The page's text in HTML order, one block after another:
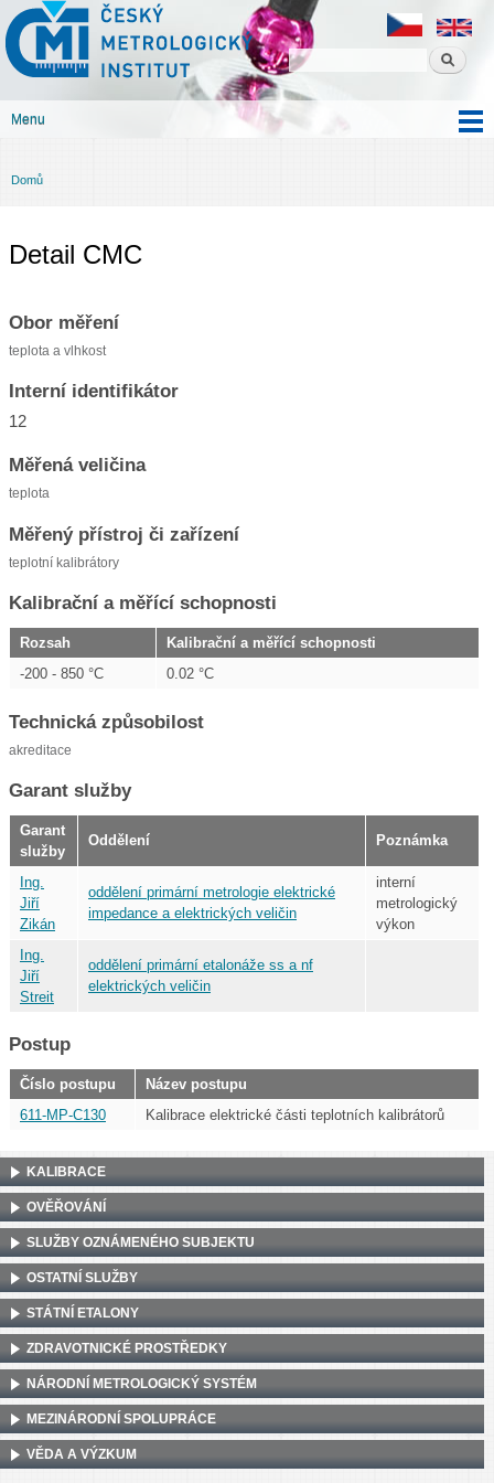
obsahu
Český
metrologický
institut
Menu
Jste zde
Domů
Detail CMC
Obor měření
teplota a vlhkost
Interní identifikátor
12
Měřená veličina
teplota
Měřený přístroj či zařízení
teplotní kalibrátory
Kalibrační a měřící schopnosti
Rozsah
Kalibrační a měřící schopnosti
-200 - 850 °C
0.02 °C
Technická způsobilost
akreditace
Garant služby
Garant
služby
Oddělení Poznámka
Ing.
Jiří
Zikán
oddělení primární metrologie elektrické
impedance a elektrických veličin
interní
metrologický
výkon
Ing.
Jiří
Streit
oddělení primární etalonáže ss a nf
elektrických veličin
Postup
Číslo postupu
Název postupu
611-MP-C130
Kalibrace elektrické části teplotních kalibrátorů
KALIBRACE
OVĚŘOVÁNÍ
SLUŽBY OZNÁMENÉHO SUBJEKTU
OSTATNÍ SLUŽBY
STÁTNÍ ETALONY
ZDRAVOTNICKÉ PROSTŘEDKY
NÁRODNÍ METROLOGICKÝ SYSTÉM
MEZINÁRODNÍ SPOLUPRÁCE
VĚDA A VÝZKUM